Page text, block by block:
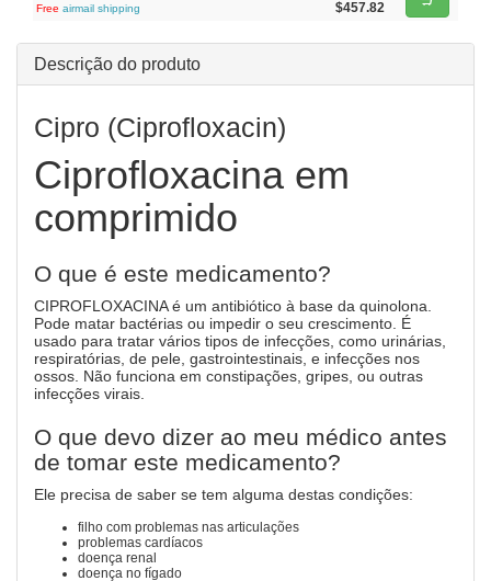
Free airmail shipping
$457.82
Descrição do produto
Cipro (Ciprofloxacin)
Ciprofloxacina em
comprimido
O que é este medicamento?
CIPROFLOXACINA é um antibiótico à base da quinolona.
Pode matar bactérias ou impedir o seu crescimento. É
usado para tratar vários tipos de infecções, como urinárias,
respiratórias, de pele, gastrointestinais, e infecções nos
ossos. Não funciona em constipações, gripes, ou outras
infecções virais.
O que devo dizer ao meu médico antes
de tomar este medicamento?
Ele precisa de saber se tem alguma destas condições:
filho com problemas nas articulações
problemas cardíacos
doença renal
doença no fígado